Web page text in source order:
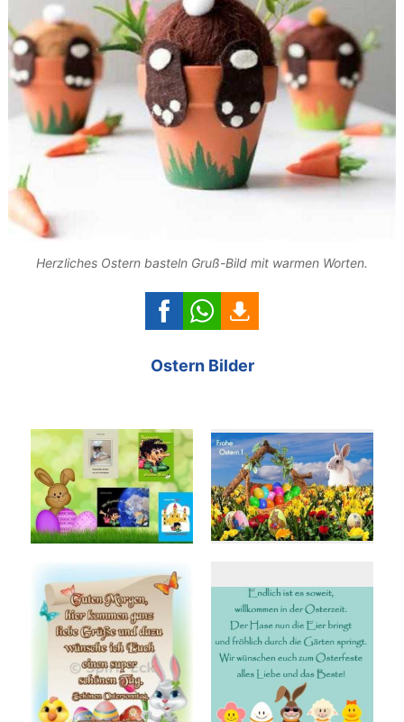
Herzliches Ostern basteln Gruß-Bild mit warmen Worten.
Ostern Bilder